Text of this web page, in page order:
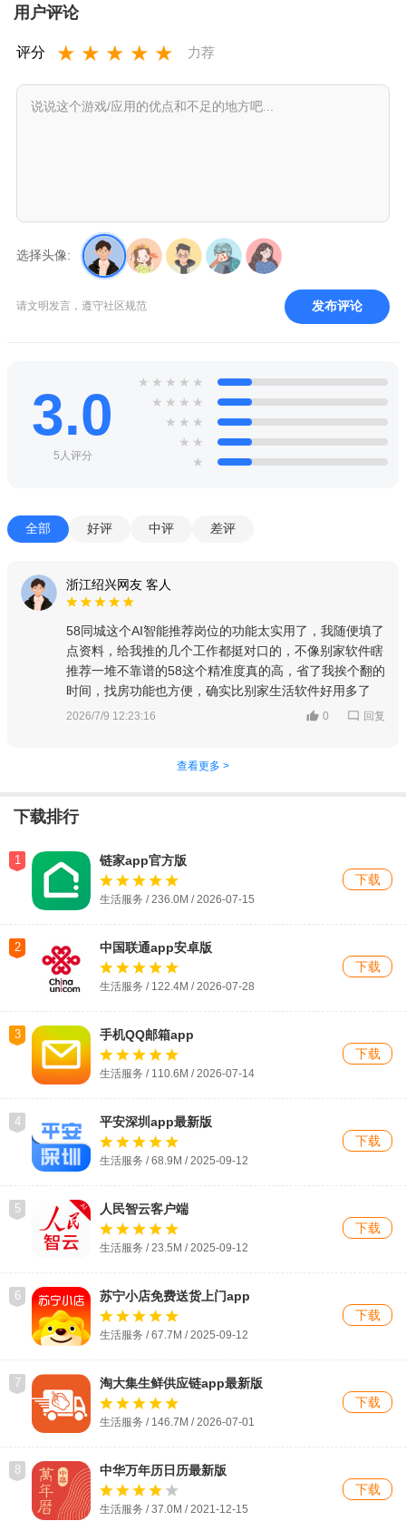
用户评论
评分 ★ ★ ★ ★ ★ 力荐
选择头像:
请文明发言，遵守社区规范 发布评论
3.0
5人评分
★ ★ ★ ★ ★
★ ★ ★ ★
★ ★ ★
★ ★
★
全部 好评 中评 差评
浙江绍兴网友 客人
58同城这个AI智能推荐岗位的功能太实用了，我随便填了
点资料，给我推的几个工作都挺对口的，不像别家软件瞎
推荐一堆不靠谱的58这个精准度真的高，省了我挨个翻的
时间，找房功能也方便，确实比别家生活软件好用多了
2026/7/9 12:23:16 0 回复
查看更多 >
下载排行
1 链家app官方版
生活服务 / 236.0M / 2026-07-15
下载
2 中国联通app安卓版
生活服务 / 122.4M / 2026-07-28
下载
3 手机QQ邮箱app
生活服务 / 110.6M / 2026-07-14
下载
4 平安深圳app最新版
生活服务 / 68.9M / 2025-09-12
下载
5 人民智云客户端
生活服务 / 23.5M / 2025-09-12
下载
6 苏宁小店免费送货上门app
生活服务 / 67.7M / 2025-09-12
下载
7 淘大集生鲜供应链app最新版
生活服务 / 146.7M / 2026-07-01
下载
8 中华万年历日历最新版
生活服务 / 37.0M / 2021-12-15
下载